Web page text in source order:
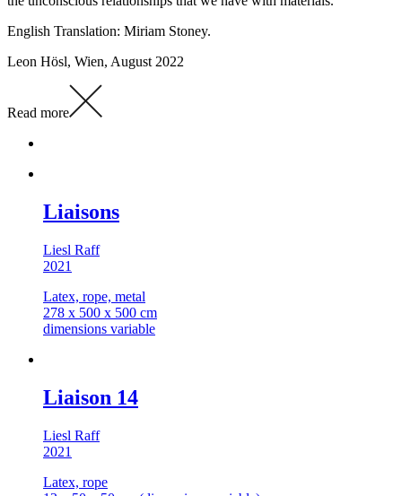
English Translation: Miriam Stoney.
Leon Hösl, Wien, August 2022
Read more
Liaisons
Liesl Raff
2021
Latex, rope, metal
278 x 500 x 500 cm
dimensions variable
Liaison 14
Liesl Raff
2021
Latex, rope